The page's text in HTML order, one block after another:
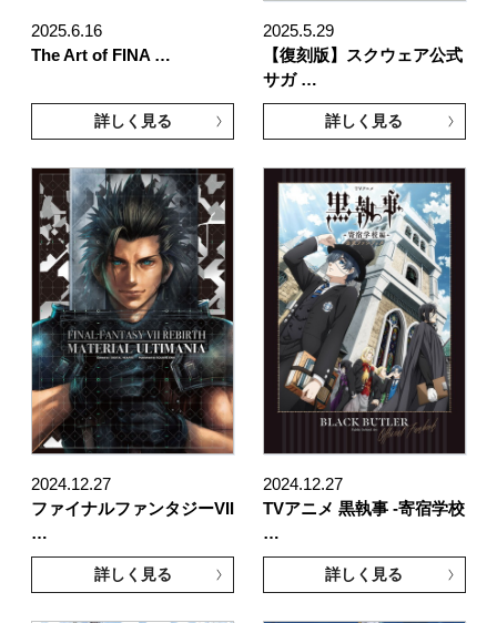
2025.6.16
The Art of FINA …
詳しく見る
2025.5.29
【復刻版】スクウェア公式
サガ …
詳しく見る
2024.12.27
ファイナルファンタジーVII
…
詳しく見る
2024.12.27
TVアニメ 黒執事 -寄宿学校
…
詳しく見る